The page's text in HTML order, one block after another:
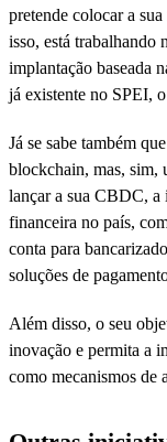
pretende colocar a
isso, está trabalhando
implantação baseada
já existente no SPEI,
Já se sabe também
blockchain, mas, sim,
lançar a sua CBDC, a
financeira no país,
conta para
soluções de
Além disso, o seu
inovação e permita a
como mecanismos de